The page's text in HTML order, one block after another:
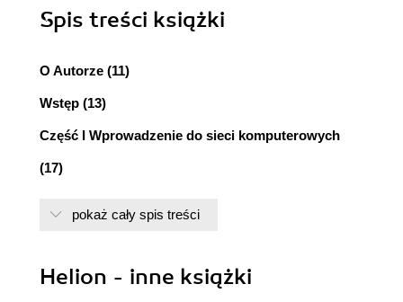
Spis treści książki
O Autorze (11)
Wstęp (13)
Część I Wprowadzenie do sieci komputerowych
(17)
Istota sieci komputerowej (20)
Kilka zdań o komputerach typu mainframe i o
pokaż cały spis treści
Helion - inne książki